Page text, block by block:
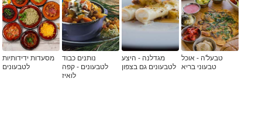
טבעל'ה - אוכל
טבעוני בריא
מגדלנה - היצע
לטבעונים גם בצפון
נותנים כבוד
לטבעונים - קפה
לואיז
מסעדות ידידותיות
לטבעונים